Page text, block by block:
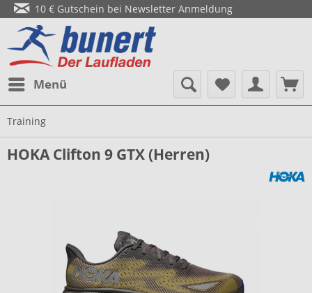
10 € Gutschein bei Newsletter Anmeldung
Menü
Training
HOKA Clifton 9 GTX (Herren)